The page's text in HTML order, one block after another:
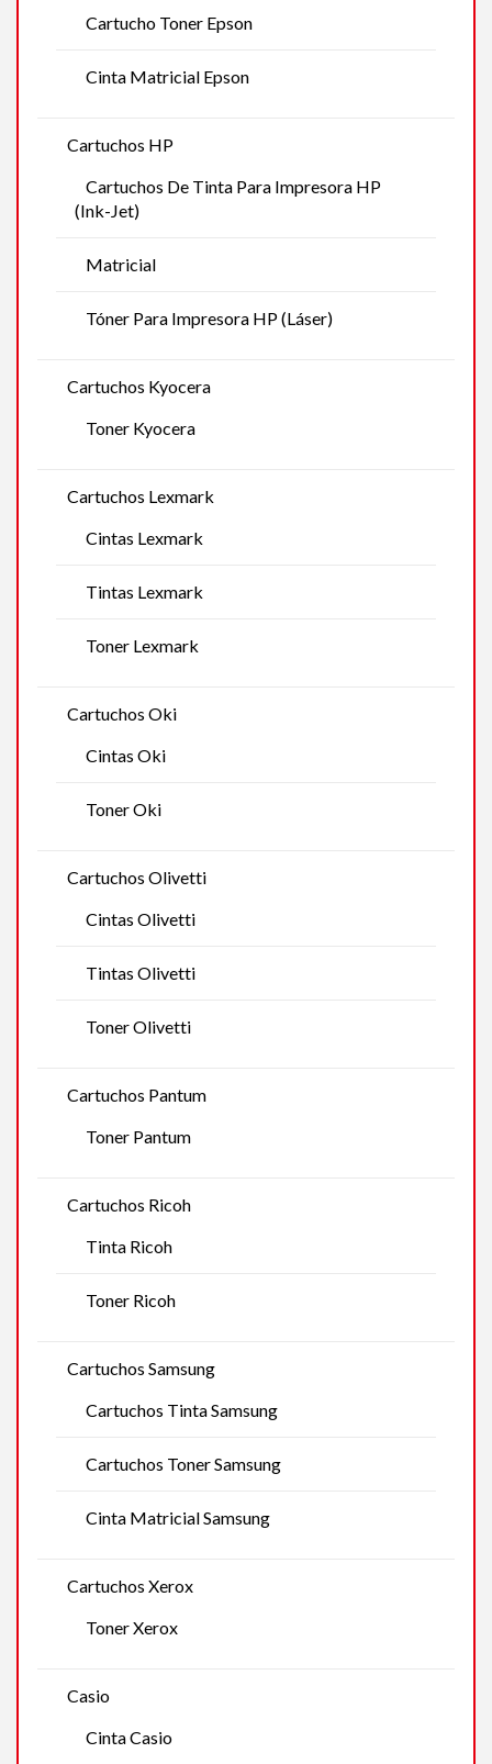
Cartucho Toner Epson
Cinta Matricial Epson
Cartuchos HP
Cartuchos De Tinta Para Impresora HP
(Ink-Jet)
Matricial
Tóner Para Impresora HP (Láser)
Cartuchos Kyocera
Toner Kyocera
Cartuchos Lexmark
Cintas Lexmark
Tintas Lexmark
Toner Lexmark
Cartuchos Oki
Cintas Oki
Toner Oki
Cartuchos Olivetti
Cintas Olivetti
Tintas Olivetti
Toner Olivetti
Cartuchos Pantum
Toner Pantum
Cartuchos Ricoh
Tinta Ricoh
Toner Ricoh
Cartuchos Samsung
Cartuchos Tinta Samsung
Cartuchos Toner Samsung
Cinta Matricial Samsung
Cartuchos Xerox
Toner Xerox
Casio
Cinta Casio